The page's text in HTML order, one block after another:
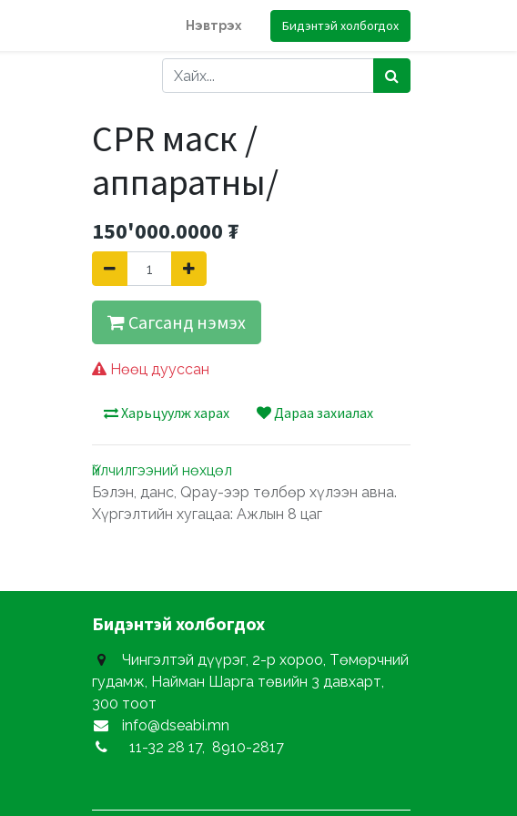
Нэвтрэх Бидэнтэй холбогдох
CPR маск /
аппаратны/
150'000.0000₮
Сагсанд нэмэх
Нөөц дууссан
Харьцуулж харах Дараа захиалах
Үйлчилгээний нөхцөл
Бэлэн, данс, Qpay-ээр төлбөр хүлээн авна.
Хүргэлтийн хугацаа: Ажлын 8 цаг
Бидэнтэй холбогдох
Чингэлтэй дүүрэг, 2-р хороо, Төмөрчний
гудамж, Найман Шарга төвийн 3 давхарт,
300 тоот
info@dseabi.mn
11-32 28 17, 8910-2817